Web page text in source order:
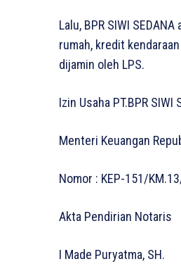
Lalu, BPR SIWI
rumah, kredit
dijamin oleh LPS.
Izin Usaha PT.BPR SIWI
Menteri Keuangan
Nomor : KEP-151/
Akta Pendirian Notaris
I Made Puryatma, SH.